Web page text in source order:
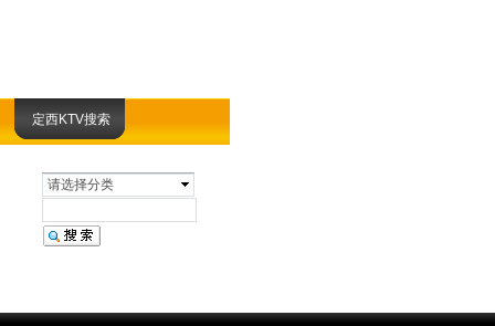
定西KTV搜索
请选择分类